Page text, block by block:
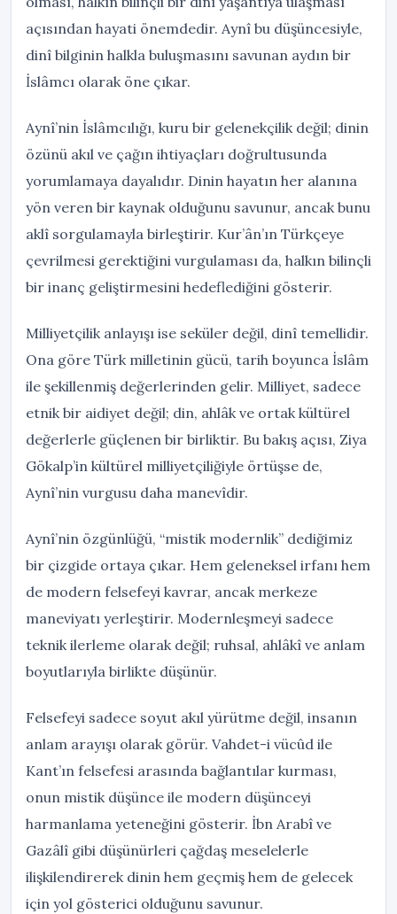
açısından hayati önemdedir. Aynî bu düşüncesiyle,
dinî bilginin halkla buluşmasını savunan aydın bir
İslâmcı olarak öne çıkar.
Aynî’nin İslâmcılığı, kuru bir gelenekçilik değil; dinin
özünü akıl ve çağın ihtiyaçları doğrultusunda
yorumlamaya dayalıdır. Dinin hayatın her alanına
yön veren bir kaynak olduğunu savunur, ancak bunu
aklî sorgulamayla birleştirir. Kur’ân’ın Türkçeye
çevrilmesi gerektiğini vurgulaması da, halkın bilinçli
bir inanç geliştirmesini hedeflediğini gösterir.
Milliyetçilik anlayışı ise seküler değil, dinî temellidir.
Ona göre Türk milletinin gücü, tarih boyunca İslâm
ile şekillenmiş değerlerinden gelir. Milliyet, sadece
etnik bir aidiyet değil; din, ahlâk ve ortak kültürel
değerlerle güçlenen bir birliktir. Bu bakış açısı, Ziya
Gökalp’in kültürel milliyetçiliğiyle örtüşse de,
Aynî’nin vurgusu daha manevîdir.
Aynî’nin özgünlüğü, “mistik modernlik” dediğimiz
bir çizgide ortaya çıkar. Hem geleneksel irfanı hem
de modern felsefeyi kavrar, ancak merkeze
maneviyatı yerleştirir. Modernleşmeyi sadece
teknik ilerleme olarak değil; ruhsal, ahlâkî ve anlam
boyutlarıyla birlikte düşünür.
Felsefeyi sadece soyut akıl yürütme değil, insanın
anlam arayışı olarak görür. Vahdet-i vücûd ile
Kant’ın felsefesi arasında bağlantılar kurması,
onun mistik düşünce ile modern düşünceyi
harmanlama yeteneğini gösterir. İbn Arabî ve
Gazâlî gibi düşünürleri çağdaş meselelerle
ilişkilendirerek dinin hem geçmiş hem de gelecek
için yol gösterici olduğunu savunur.